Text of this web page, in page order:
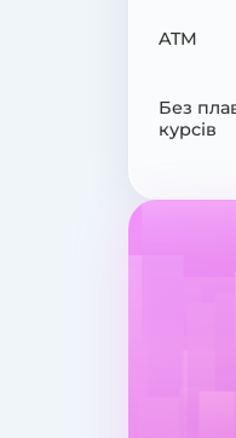
ATM
Без
курсів